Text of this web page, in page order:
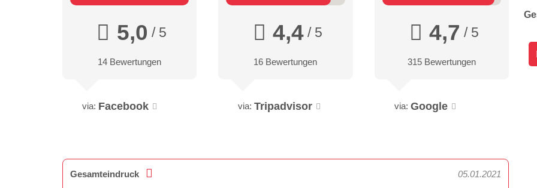
5,0 / 5
14 Bewertungen
via: Facebook
4,4 / 5
16 Bewertungen
via: Tripadvisor
4,7 / 5
315 Bewertungen
via: Google
Gesamteindruck 05.01.2021